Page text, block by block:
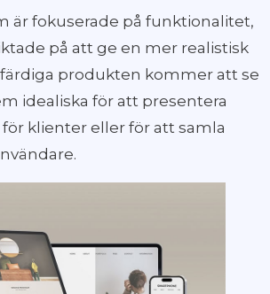
är fokuserade på funktionalitet,
på att ge en mer realistisk
produkten kommer att se
idealiska för att presentera
klienter eller för att samla